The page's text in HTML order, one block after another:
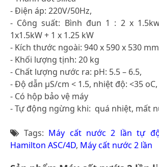
- Điện áp: 220V/50Hz,
- Công suất: Bình đun 1 : 2 x
1x1.5kW + 1 x 1.25 kW
- Kích thước ngoài: 940 x 590 x 530 mm
- Khối lượng tịnh: 20 kg
- Chất lượng nước ra: pH: 5.5 – 6.5,
- Độ dẫn μS/cm < 1.5, nhiệt độ: <35 oC,
- Có hộp bảo vệ máy
- Tự động ngừng khi: quá nhiệt, mất
Tags: Máy cất nước 2 lần tự
Hamilton ASC/4D, Máy cất nước 2 lần